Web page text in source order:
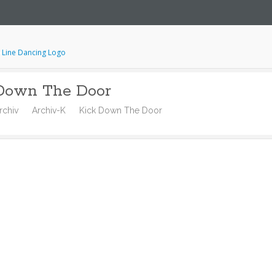
The Door
Archiv-K Kick Down The Door